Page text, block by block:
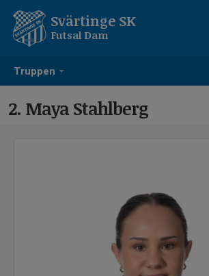
Truppen
Svärtinge SK
Futsal Dam
2. Maya Stahlberg